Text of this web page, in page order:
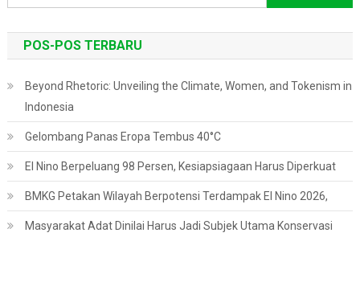
untuk:
POS-POS TERBARU
Beyond Rhetoric: Unveiling the Climate, Women, and Tokenism in
Indonesia
Gelombang Panas Eropa Tembus 40°C
El Nino Berpeluang 98 Persen, Kesiapsiagaan Harus Diperkuat
BMKG Petakan Wilayah Berpotensi Terdampak El Nino 2026,
Masyarakat Adat Dinilai Harus Jadi Subjek Utama Konservasi